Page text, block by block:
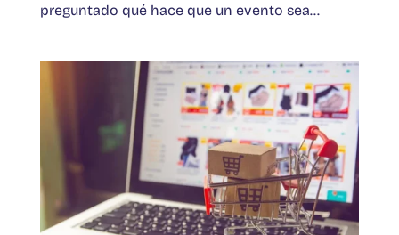
preguntado qué hace que un evento sea...